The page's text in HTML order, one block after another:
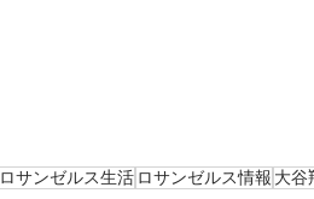
ロサンゼルス生活 ロサンゼルス情報 大谷